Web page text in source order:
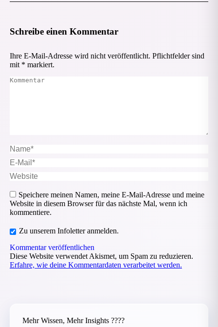
Schreibe einen Kommentar
Ihre E-Mail-Adresse wird nicht veröffentlicht. Pflichtfelder sind
mit * markiert.
Kommentar
Name *
E-Mail *
Website
Speichere meinen Namen, meine E-Mail-Adresse und meine
Website in diesem Browser für das nächste Mal, wenn ich
kommentiere.
Zu unserem Infoletter anmelden.
Kommentar veröffentlichen
Diese Website verwendet Akismet, um Spam zu reduzieren.
Erfahre, wie deine Kommentardaten verarbeitet werden.
Mehr Wissen, Mehr Insights ????